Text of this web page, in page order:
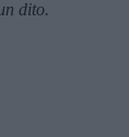
dito.